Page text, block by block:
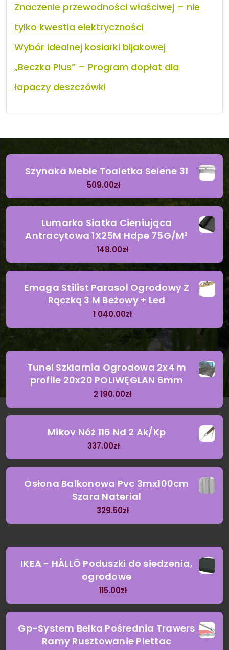
Znaczenie przewodności właściwej – nie
tylko kwestia elektryczności
Wybór idealnej kosiarki bijakowej
„Beczka Plus” – Program dopłat dla
łapaczy deszczówki
Szynaka Meble Toaletka Selene 31
509.00zł
Lumarko Siatka Cieniująca
Antracytowa 1X25M Hdpe 75G/M²
148.00zł
Emaga Stilist Parasol Ogrodowy Z
Rączką 3 M Beżowy + Led
1 040.00zł
Tunel Szklarnia Ogrodowa 2x4 m
profile 20x20 POLIWĘGLAN 6mm
2 190.00zł
Mikov Nóż 116 Nd 2 Ak/Kp
337.00zł
Osłona Balkonowa Pvc 3mx100cm
Szara Naterial
329.50zł
IKEA - HÅLLÖ Poduszki do siedzenia,
ogrodowe
115.00zł
Gp-System Belka Pośrednia Trawers
Ramy Rusztowanie Plettac